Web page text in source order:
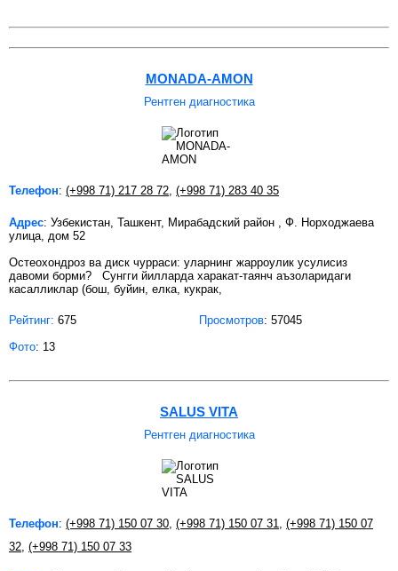
MONADA-AMON
Рентген диагностика
Телефон: (+998 71) 217 28 72, (+998 71) 283 40 35
Адрес: Узбекистан, Ташкент, Мирабадский район , Ф. Норходжаева
улица, дом 52
Остеохондроз ва диск чурраси: уларнинг жарроулик усулисиз
давоми борми? Сунгги йилларда харакат-таянч аъзоларидаги
касалликлар (бош, буйин, елка, кукрак,
Рейтинг: 675 Просмотров: 57045
Фото: 13
SALUS VITA
Рентген диагностика
Телефон: (+998 71) 150 07 30, (+998 71) 150 07 31, (+998 71) 150 07
32, (+998 71) 150 07 33